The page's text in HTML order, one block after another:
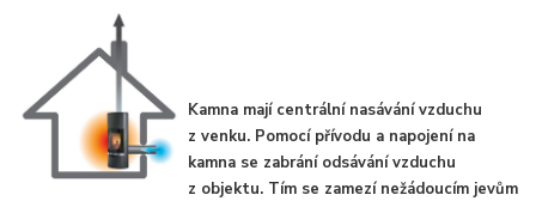
Kamna mají centrální nasávání vzduchu
z venku. Pomocí přívodu a napojení na
kamna se zabrání odsávání vzduchu
z objektu. Tím se zamezí nežádoucím jevům